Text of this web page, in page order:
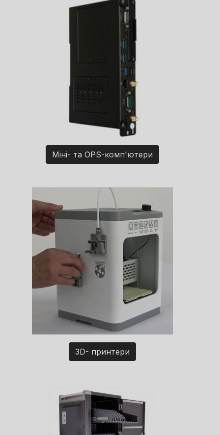
Міні- та OPS-комп'ютери
3D- принтери